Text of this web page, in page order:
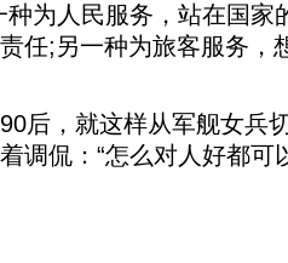
种为人民服务，站在国家
任;另一种为旅客服务，
，就这样从军舰女兵
调侃：“怎么对人好都可